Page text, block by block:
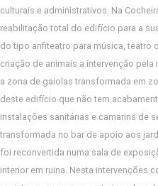
culturais e administrativos. Na
reabilitação total do edifício para a
do tipo anfiteatro para música, teatro
criação de animais a intervenção
a zona de gaiolas transformada em
deste edifício que não tem
instalações sanitárias e camarins de
transformada no bar de apoio aos
foi reconvertida numa sala de
interior em ruina. Nesta intervenções